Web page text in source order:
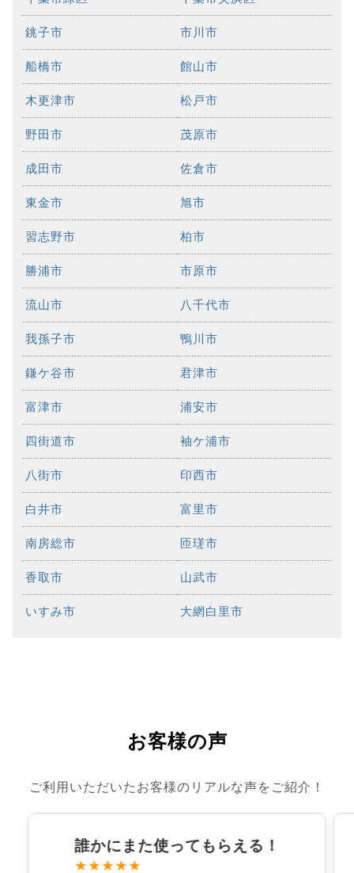
銚子市 市川市
船橋市 館山市
木更津市 松戸市
野田市 茂原市
成田市 佐倉市
東金市 旭市
習志野市 柏市
勝浦市 市原市
流山市 八千代市
我孫子市 鴨川市
鎌ケ谷市 君津市
富津市 浦安市
四街道市 袖ケ浦市
八街市 印西市
白井市 富里市
南房総市 匝瑳市
香取市 山武市
いすみ市 大網白里市
お客様の声
ご利用いただいたお客様のリアルな声をご紹介！
誰かにまた使ってもらえる！
★★★★★